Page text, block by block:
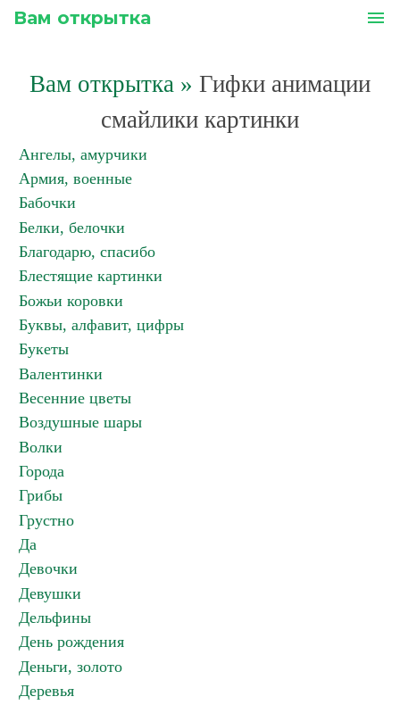
Вам открытка menu
Вам открытка » Гифки анимации
смайлики картинки
Ангелы, амурчики
Армия, военные
Бабочки
Белки, белочки
Благодарю, спасибо
Блестящие картинки
Божьи коровки
Буквы, алфавит, цифры
Букеты
Валентинки
Весенние цветы
Воздушные шары
Волки
Города
Грибы
Грустно
Да
Девочки
Девушки
Дельфины
День рождения
Деньги, золото
Деревья